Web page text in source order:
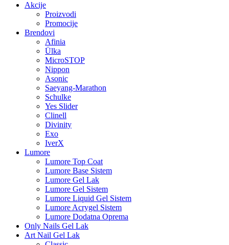
Akcije
Proizvodi
Promocije
Brendovi
Afinia
Ülka
MicroSTOP
Nippon
Asonic
Saeyang-Marathon
Schulke
Yes Slider
Clinell
Divinity
Exo
IverX
Lumore
Lumore Top Coat
Lumore Base Sistem
Lumore Gel Lak
Lumore Gel Sistem
Lumore Liquid Gel Sistem
Lumore Acrygel Sistem
Lumore Dodatna Oprema
Only Nails Gel Lak
Art Nail Gel Lak